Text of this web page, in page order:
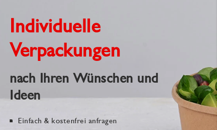
Individuelle
Verpackungen
nach Ihren Wünschen und
Ideen
Einfach & kostenfrei anfragen